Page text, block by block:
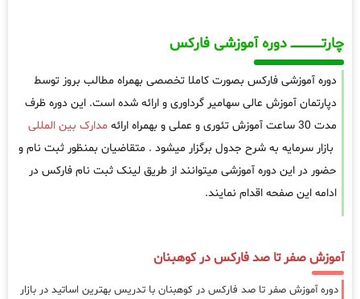
چارتـــــــــــــــــــ دوره آموزشی فارکس
دوره آموزشی فارکس بصورت کاملا تخصصی بهمراه مطالب بروز توسط
دپارتمان آموزش عالی سهامیر گرداوری و ارائه شده است. این دوره ظرف
مدت 30 ساعت آموزش تئوری و عملی و بهمراه ارائه
مدارک بین المللی
بازار سرمایه به شرح جدول برگزار میشود . متقاضیان بمنظور ثبت نام و
حضور در این دوره آموزشی میتوانند از طریق لینک ثبت نام فارکس در
ادامه این صفحه اقدام نمایند.
آموزش صفر تا صد فارکس در کوهبنان
دوره آموزش صفر تا صد فارکس در کوهبنان با تدریس بهترین اساتید در بازار